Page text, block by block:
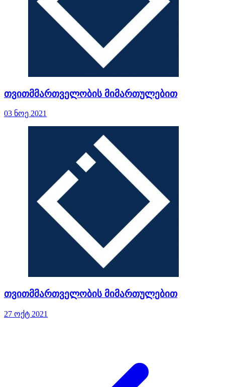
თვითმმართველობის მიმართულებით
03 ნოე 2021
თვითმმართველობის მიმართულებით
27 ოქტ 2021